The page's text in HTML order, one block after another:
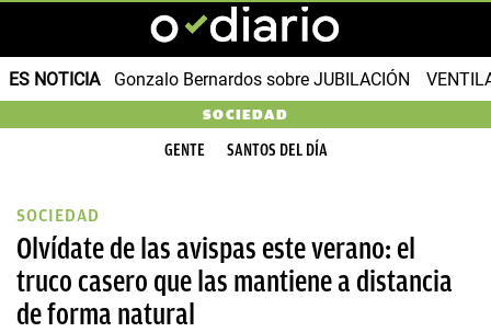
ES NOTICIA Gonzalo Bernardos sobre JUBILACIÓN
SOCIEDAD
GENTE SANTOS DEL DÍA
SOCIEDAD
Olvídate de las avispas este verano: el
truco casero que las mantiene a distancia
de forma natural